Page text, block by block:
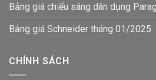
Bảng giá chiếu sáng dân dụng
Bảng giá Schneider tháng 01/2025
CHÍNH SÁCH